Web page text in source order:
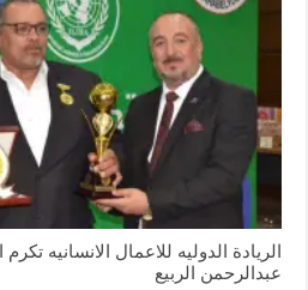
الريادة الدوليه للاعمال الانسانيه تكرم
عبدالرحمن الربيع